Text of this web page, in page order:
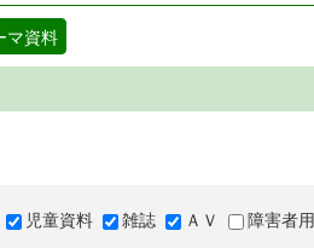
マ資料
児童資料 雑誌 ＡＶ 障害者用